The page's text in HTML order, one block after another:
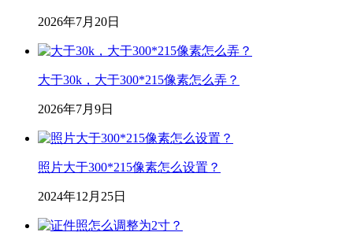
2026年7月20日
大于30k，大于300*215像素怎么弄？
2026年7月9日
照片大于300*215像素怎么设置？
2024年12月25日